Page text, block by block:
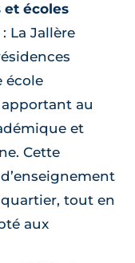
et écoles
: La Jallère
école
au
et
Cette
tout en
aux